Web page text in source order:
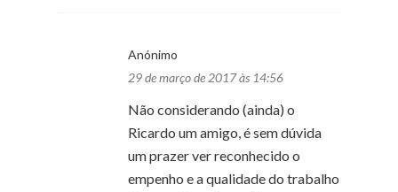
Anónimo
29 de março de 2017 às 14:56
Não considerando (ainda) o
Ricardo um amigo, é sem dúvida
um prazer ver reconhecido o
empenho e a qualidade do trabalho